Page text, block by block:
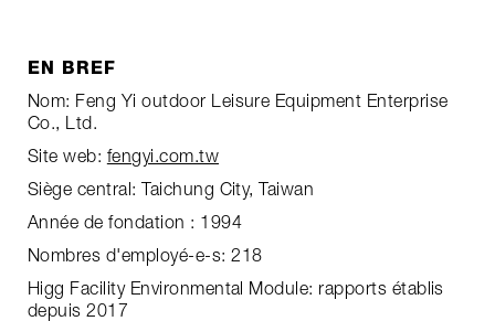
EN BREF
Nom: Feng Yi outdoor Leisure Equipment Enterprise
Co., Ltd.
Site web: fengyi.com.tw
Siège central: Taichung City, Taiwan
Année de fondation : 1994
Nombres d'employé-e-s: 218
Higg Facility Environmental Module: rapports établis
depuis 2017